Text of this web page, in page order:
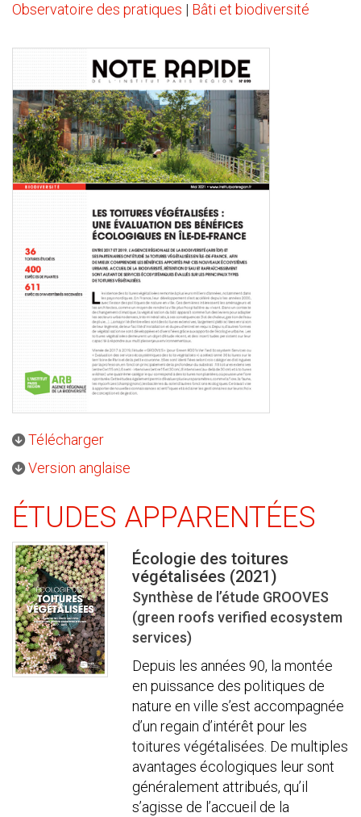
Observatoire des pratiques | Bâti et biodiversité
Télécharger
Version anglaise
ÉTUDES APPARENTÉES
Écologie des toitures
végétalisées (2021)
Synthèse de l’étude GROOVES
(green roofs verified ecosystem
services)
Depuis les années 90, la montée
en puissance des politiques de
nature en ville s’est accompagnée
d’un regain d’intérêt pour les
toitures végétalisées. De multiples
avantages écologiques leur sont
généralement attribués, qu’il
s’agisse de l’accueil de la